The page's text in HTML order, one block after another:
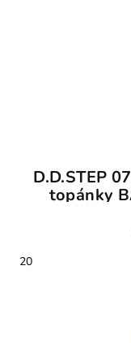
D.D.STEP
topánky
20